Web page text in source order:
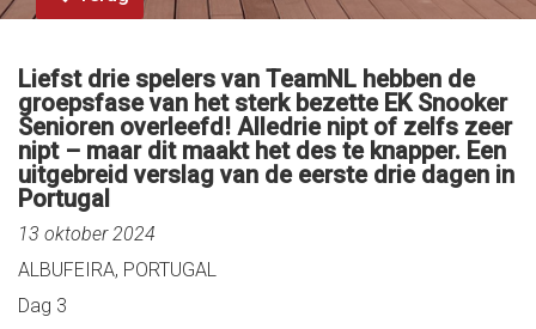
Liefst drie spelers van TeamNL hebben de
groepsfase van het sterk bezette EK Snooker
Senioren overleefd! Alledrie nipt of zelfs zeer
nipt – maar dit maakt het des te knapper. Een
uitgebreid verslag van de eerste drie dagen in
Portugal
13 oktober 2024
ALBUFEIRA, PORTUGAL
Dag 3